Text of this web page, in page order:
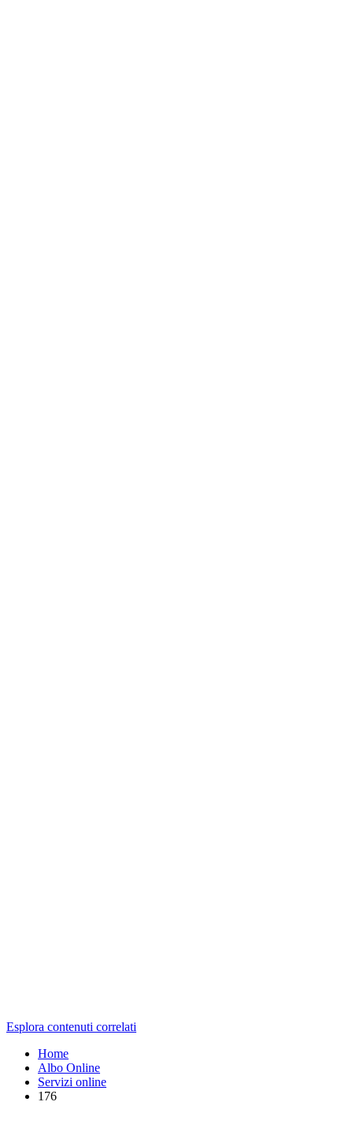
Esplora contenuti correlati
Home
Albo Online
Servizi online
176